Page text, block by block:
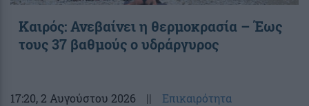
Καιρός: Ανεβαίνει η θερμοκρασία – Έως
τους 37 βαθμούς ο υδράργυρος
17:20, 2 Αυγούστου 2026 || Επικαιρότητα